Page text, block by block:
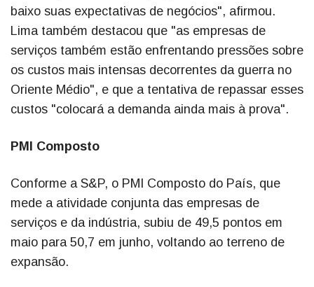
baixo suas expectativas de negócios", afirmou.
Lima também destacou que "as empresas de
serviços também estão enfrentando pressões sobre
os custos mais intensas decorrentes da guerra no
Oriente Médio", e que a tentativa de repassar esses
custos "colocará a demanda ainda mais à prova".
PMI Composto
Conforme a S&P, o PMI Composto do País, que
mede a atividade conjunta das empresas de
serviços e da indústria, subiu de 49,5 pontos em
maio para 50,7 em junho, voltando ao terreno de
expansão.